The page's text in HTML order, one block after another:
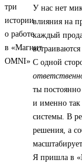
У нас нет
влияния на
каждый
С одной
ты
и именно так
системы. В
решения, а
Я пришла в